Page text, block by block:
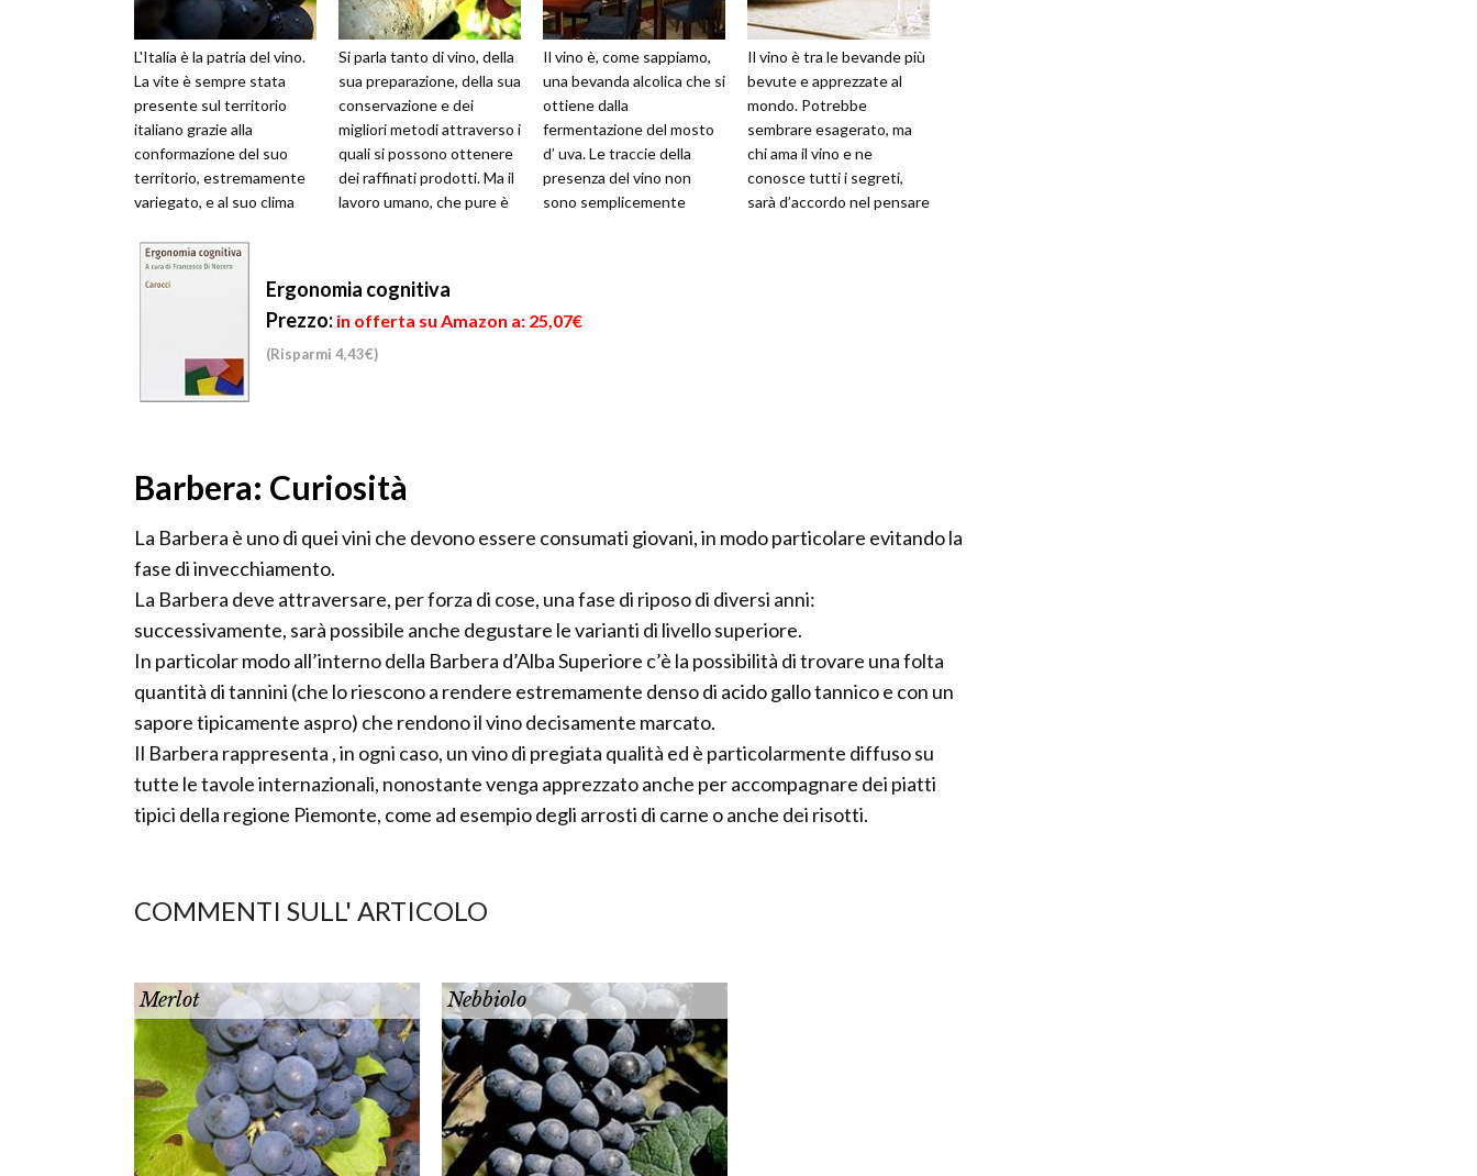
L'Italia è la patria del vino.
La vite è sempre stata
presente sul territorio
italiano grazie alla
conformazione del suo
territorio, estremamente
variegato, e al suo clima
distese...
Si parla tanto di vino, della
sua preparazione, della sua
conservazione e dei
migliori metodi attraverso i
quali si possono ottenere
dei raffinati prodotti. Ma il
lavoro umano, che pure è
Il vino è, come sappiamo,
una bevanda alcolica che si
ottiene dalla
fermentazione del mosto
d’ uva. Le traccie della
presenza del vino non
sono semplicemente
Il vino è tra le bevande più
bevute e apprezzate al
mondo. Potrebbe
sembrare esagerato, ma
chi ama il vino e ne
conosce tutti i segreti,
sarà d’accordo nel pensare
Ergonomia cognitiva
Prezzo: in offerta su Amazon a: 25,07€
(Risparmi 4,43€)
Barbera: Curiosità
La Barbera è uno di quei vini che devono essere consumati giovani, in modo particolare evitando la
fase di invecchiamento.
La Barbera deve attraversare, per forza di cose, una fase di riposo di diversi anni:
successivamente, sarà possibile anche degustare le varianti di livello superiore.
In particolar modo all’interno della Barbera d’Alba Superiore c’è la possibilità di trovare una folta
quantità di tannini (che lo riescono a rendere estremamente denso di acido gallo tannico e con un
sapore tipicamente aspro) che rendono il vino decisamente marcato.
Il Barbera rappresenta , in ogni caso, un vino di pregiata qualità ed è particolarmente diffuso su
tutte le tavole internazionali, nonostante venga apprezzato anche per accompagnare dei piatti
tipici della regione Piemonte, come ad esempio degli arrosti di carne o anche dei risotti.
COMMENTI SULL' ARTICOLO
Merlot Nebbiolo